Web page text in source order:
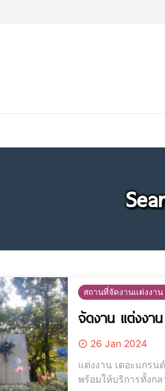
สถานที่จัดงานแต่งงา
จัดงาน แต่งงา
26 Jan 2024
แต่งงาน เดอะแกรน
พร้อมให้บริการทั้งก